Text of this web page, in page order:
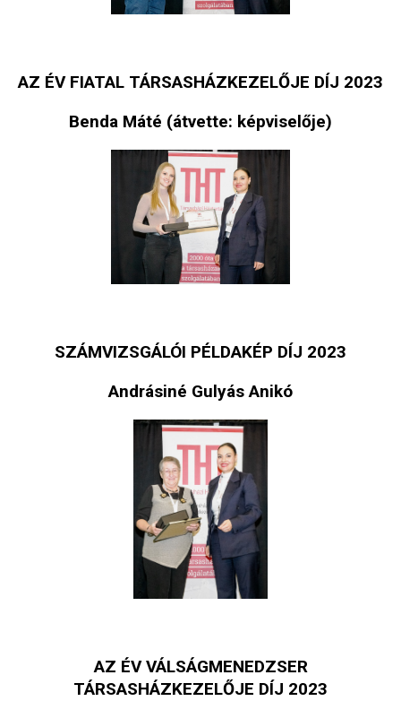
AZ ÉV FIATAL TÁRSASHÁZKEZELŐJE DÍJ 2023
Benda Máté (átvette: képviselője)
SZÁMVIZSGÁLÓI PÉLDAKÉP DÍJ 2023
Andrásiné Gulyás Anikó
AZ ÉV VÁLSÁGMENEDZSER
TÁRSASHÁZKEZELŐJE DÍJ 2023